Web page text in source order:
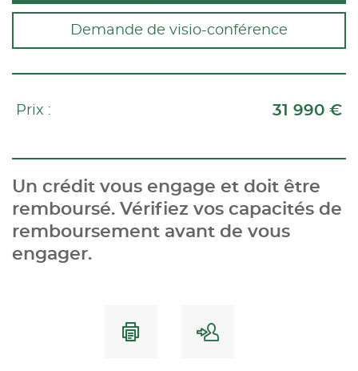
Demande de visio-conférence
Prix : 31 990 €
Un crédit vous engage et doit être
remboursé. Vérifiez vos capacités de
remboursement avant de vous
engager.